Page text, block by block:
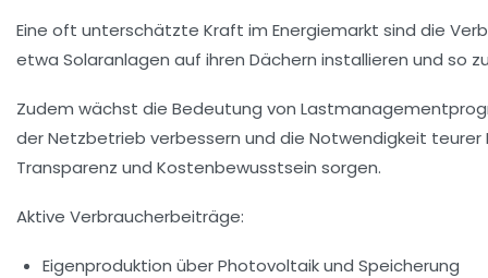
Eine oft unterschätzte Kraft im Energiemarkt sind die
etwa Solaranlagen auf ihren Dächern installieren und so
Zudem wächst die Bedeutung von
der Netzbetrieb verbessern und die Notwendigkeit
Transparenz und Kostenbewusstsein sorgen.
Aktive Verbraucherbeiträge:
Eigenproduktion über Photovoltaik und Speicherung